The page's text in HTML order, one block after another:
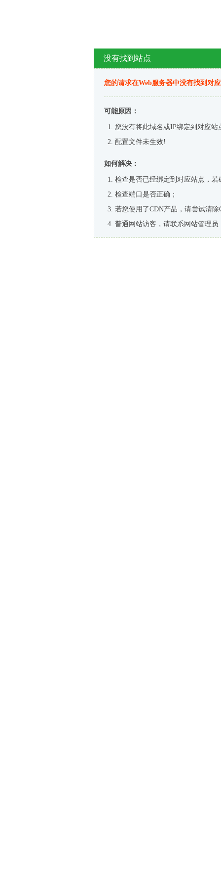
没有找到站点
您的请求在Web服务器中没有找到对
可能原因：
您没有将此域名或IP绑定到对应站
配置文件未生效!
如何解决：
检查是否已经绑定到对应站点，
检查端口是否正确；
若您使用了CDN产品，请尝试清除
普通网站访客，请联系网站管理员